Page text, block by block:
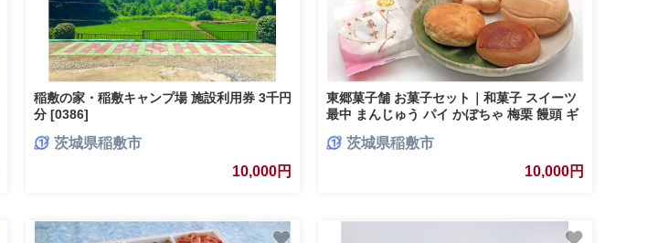
稲敷の家・稲敷キャンプ場 施設利用券 3千円
分 [0386]
茨城県稲敷市
10,000円
東郷菓子舗 お菓子セット｜和菓子 スイーツ
最中 まんじゅう パイ かぼちゃ 梅栗 饅頭 ギ
茨城県稲敷市
10,000円